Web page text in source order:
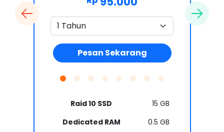
Pesan Sekarang
Raid 10 SSD
15 GB
Dedicated RAM
0.5 GB